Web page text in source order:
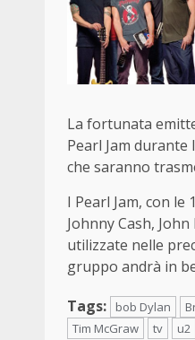
La fortunata
Pearl Jam durante
che saranno
I Pearl Jam, con
Johnny Cash,
utilizzate nelle
gruppo andrà in
Tags:
bob Dylan
Tim McGraw
tv u2